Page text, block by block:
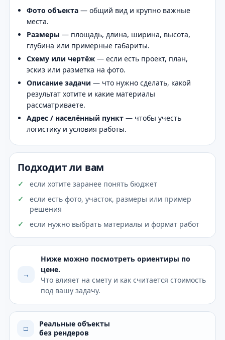
Фото объекта — общий вид и крупно важные
места.
Размеры — площадь, длина, ширина, высота,
глубина или примерные габариты.
Схему или чертёж — если есть проект, план,
эскиз или разметка на фото.
Описание задачи — что нужно сделать, какой
результат хотите и какие материалы
рассматриваете.
Адрес / населённый пункт — чтобы учесть
логистику и условия работы.
Подходит ли вам
если хотите заранее понять бюджет
если есть фото, участок, размеры или пример
решения
если нужно выбрать материалы и формат работ
→
Ниже можно посмотреть ориентиры по
цене.
Что влияет на смету и как считается стоимость
под вашу задачу.
□
Реальные объекты
без рендеров